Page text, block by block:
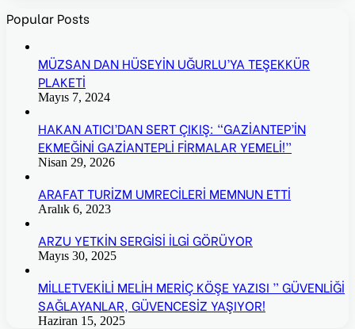
Popular Posts
MÜZSAN DAN HÜSEYİN UĞURLU’YA TEŞEKKÜR
PLAKETİ
Mayıs 7, 2024
HAKAN ATICI’DAN SERT ÇIKIŞ: “GAZİANTEP’İN
EKMEĞİNİ GAZİANTEPLİ FİRMALAR YEMELİ!”
Nisan 29, 2026
ARAFAT TURİZM UMRECİLERİ MEMNUN ETTİ
Aralık 6, 2023
ARZU YETKİN SERGİSİ İLGİ GÖRÜYOR
Mayıs 30, 2025
MİLLETVEKİLİ MELİH MERİÇ KÖŞE YAZISI ” GÜVENLİĞİ
SAĞLAYANLAR, GÜVENCESİZ YAŞIYOR!
Haziran 15, 2025